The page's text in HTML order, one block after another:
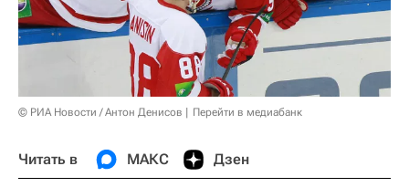
© РИА Новости / Антон Денисов Перейти в медиабанк
Читать в МАКС Дзен